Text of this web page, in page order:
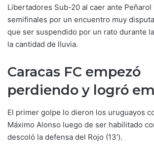
Libertadores Sub-20 al caer ante Peñarol
semifinales por un encuentro muy
que ser suspendido por un rato durante
la cantidad de lluvia.
Caracas FC empezó
perdiendo y logró
El primer golpe lo dieron los uruguayos
Máximo Alonso luego de ser habilitado
descoló la defensa del Rojo (13′).